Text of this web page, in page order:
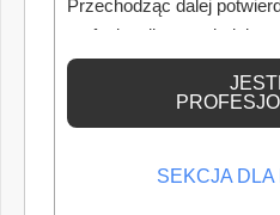
Przechodząc dalej
profesjonalistą
wiedzę medyczną.
SEKCJA DLA